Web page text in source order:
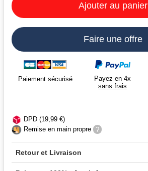
Ajouter au panier
Faire une offre
Paiement sécurisé
Payez en 4x
sans frais
DPD (19,99 €)
Remise en main propre
?
Retour et Livraison